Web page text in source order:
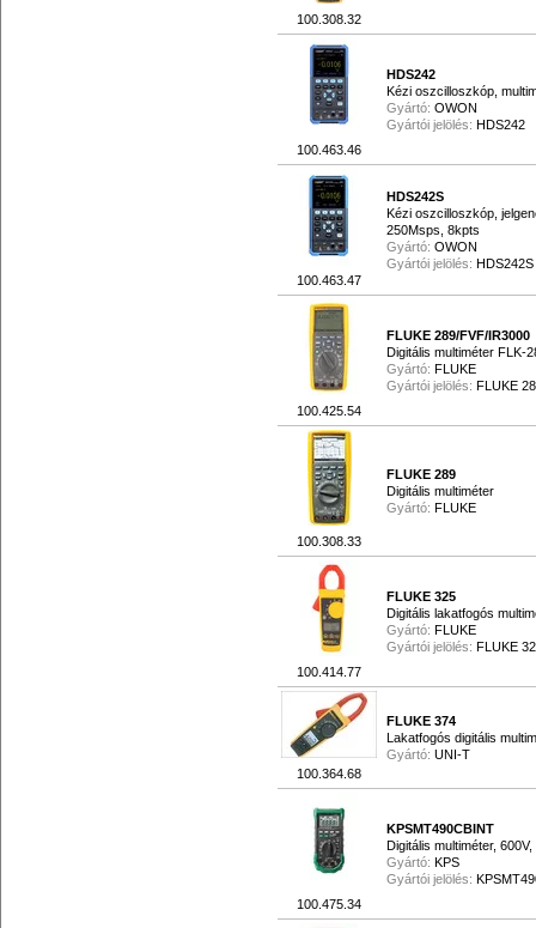
100.308.32
100.463.46
HDS242
Kézi oszcilloszkóp,
Gyártó: OWON
Gyártói jelölés: HDS242
100.463.47
HDS242S
Kézi oszcilloszkóp,
250Msps, 8kpts
Gyártó: OWON
Gyártói jelölés: HDS242S
100.425.54
FLUKE 289/FVF/IR3000
Digitális multiméter FLK-
Gyártó: FLUKE
Gyártói jelölés: FLUKE
100.308.33
FLUKE 289
Digitális multiméter
Gyártó: FLUKE
100.414.77
FLUKE 325
Digitális lakatfogós
Gyártó: FLUKE
Gyártói jelölés: FLUKE
100.364.68
FLUKE 374
Lakatfogós digitális
Gyártó: UNI-T
100.475.34
KPSMT490CBINT
Digitális multiméter,
Gyártó: KPS
Gyártói jelölés: